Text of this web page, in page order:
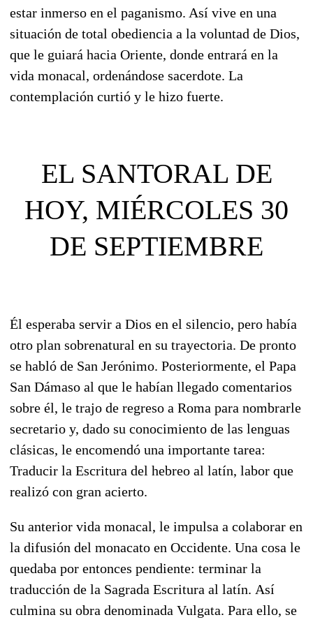
estar inmerso en el paganismo. Así vive en una
situación de total obediencia a la voluntad de Dios,
que le guiará hacia Oriente, donde entrará en la
vida monacal, ordenándose sacerdote. La
contemplación curtió y le hizo fuerte.
EL SANTORAL DE
HOY, MIÉRCOLES 30
DE SEPTIEMBRE
Él esperaba servir a Dios en el silencio, pero había
otro plan sobrenatural en su trayectoria. De pronto
se habló de San Jerónimo. Posteriormente, el Papa
San Dámaso al que le habían llegado comentarios
sobre él, le trajo de regreso a Roma para nombrarle
secretario y, dado su conocimiento de las lenguas
clásicas, le encomendó una importante tarea:
Traducir la Escritura del hebreo al latín, labor que
realizó con gran acierto.
Su anterior vida monacal, le impulsa a colaborar en
la difusión del monacato en Occidente. Una cosa le
quedaba por entonces pendiente: terminar la
traducción de la Sagrada Escritura al latín. Así
culmina su obra denominada Vulgata. Para ello, se